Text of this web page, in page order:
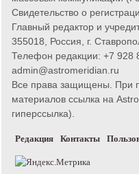
Свидетельство о
Главный редактор и
355018, Россия, г.
Телефон редакции: +7 928
admin@astromeridian.ru
Все права защищены. При
материалов ссылка на
гиперссылка).
Редакция Контакты